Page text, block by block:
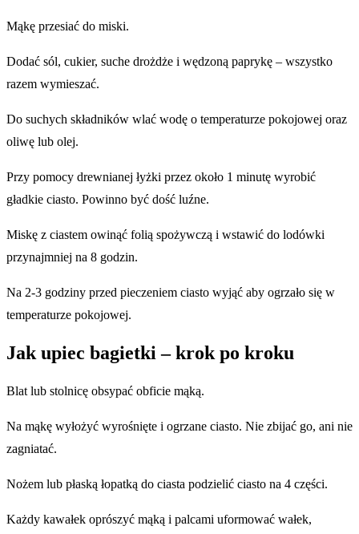
Mąkę przesiać do miski.
Dodać sól, cukier, suche drożdże i wędzoną paprykę – wszystko
razem wymieszać.
Do suchych składników wlać wodę o temperaturze pokojowej oraz
oliwę lub olej.
Przy pomocy drewnianej łyżki przez około 1 minutę wyrobić
gładkie ciasto. Powinno być dość luźne.
Miskę z ciastem owinąć folią spożywczą i wstawić do lodówki
przynajmniej na 8 godzin.
Na 2-3 godziny przed pieczeniem ciasto wyjąć aby ogrzało się w
temperaturze pokojowej.
Jak upiec bagietki – krok po kroku
Blat lub stolnicę obsypać obficie mąką.
Na mąkę wyłożyć wyrośnięte i ogrzane ciasto. Nie zbijać go, ani nie
zagniatać.
Nożem lub płaską łopatką do ciasta podzielić ciasto na 4 części.
Każdy kawałek oprószyć mąką i palcami uformować wałek,